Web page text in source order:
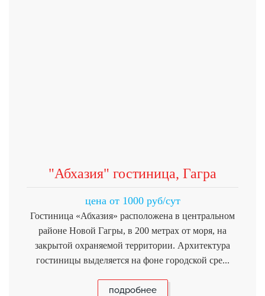
"Абхазия" гостиница, Гагра
цена от 1000 руб/сут
Гостиница «Абхазия» расположена в центральном
районе Новой Гагры, в 200 метрах от моря, на
закрытой охраняемой территории. Архитектура
гостиницы выделяется на фоне городской сре...
подробнее